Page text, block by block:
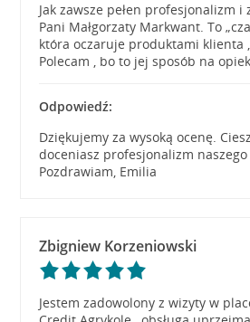
Jak zawsze pełen profesjonalizm i
Pani Małgorzaty Markwant. To
która oczaruje produktami klienta
Polecam , bo to jej sposób na
Odpowiedź:
Dziękujemy za wysoką ocenę.
doceniasz profesjonalizm naszego
Pozdrawiam, Emilia
Zbigniew Korzeniowski
Jestem zadowolony z wizyty w